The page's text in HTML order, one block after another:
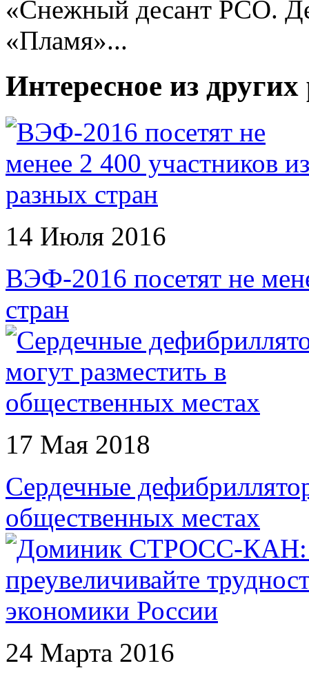
«Снежный десант РСО.
«Пламя»...
Интересное из
14 Июля 2016
ВЭФ-2016 посетят не
стран
17 Мая 2018
Сердечные
общественных местах
24 Марта 2016